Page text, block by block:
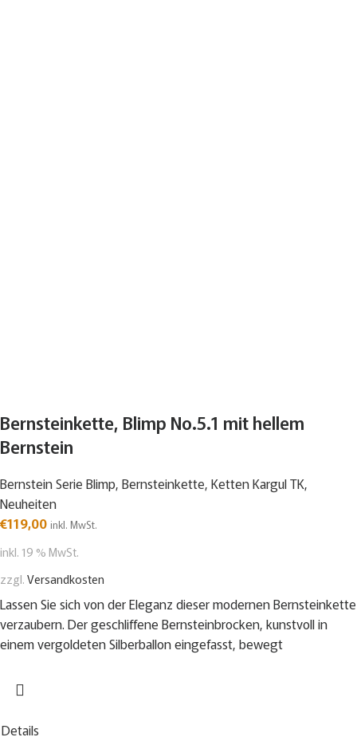
Bernsteinkette, Blimp No.5.1 mit hellem
Bernstein
Bernstein Serie Blimp, Bernsteinkette, Ketten Kargul TK,
Neuheiten
€119,00 inkl. MwSt.
inkl. 19 % MwSt.
zzgl.Versandkosten
Lassen Sie sich von der Eleganz dieser modernen Bernsteinkette
verzaubern. Der geschliffene Bernsteinbrocken, kunstvoll in
einem vergoldeten Silberballon eingefasst, bewegt
Details